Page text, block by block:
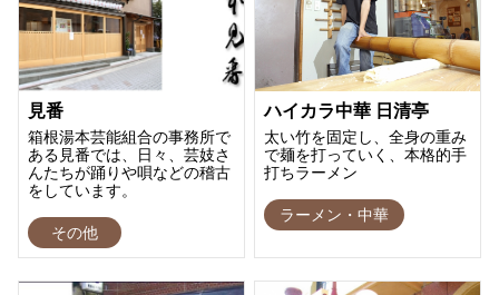
見番
箱根湯本芸能組合の事務所で
ある見番では、日々、芸妓さ
んたちが踊りや唄などの稽古
をしています。
その他
ハイカラ中華 日清亭
太い竹を固定し、全身の重み
で麺を打っていく、本格的手
打ちラーメン
ラーメン・中華